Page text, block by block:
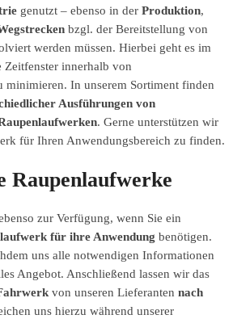
genutzt – ebenso in der Produktion,
bzgl. der Bereitstellung von
werden müssen. Hierbei geht es im
Zeitfenster innerhalb von
minimieren. In unserem Sortiment finden
Ausführungen von
. Gerne unterstützen wir
für Ihren Anwendungsbereich zu finden.
Raupenlaufwerke
zur Verfügung, wenn Sie ein
für ihre Anwendung benötigen.
uns alle notwendigen Informationen
Angebot. Anschließend lassen wir das
von unseren Lieferanten nach
uns hierzu während unserer